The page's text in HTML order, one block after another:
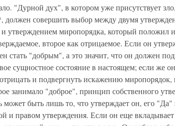
"Дурной дух", в котором уже присутствует
должен совершить выбор между двумя
утверждением миропорядка, который положил
второе как отрицаемое. Если он
стать "добрым", а это значит, что он должен
сущностное состояние в настоящем; если же
и подвергнуть искажению миропорядок,
занимало "доброе", принцип собственного
может быть лишь то, что утверждает он, его
и правом утверждения. Если он еще